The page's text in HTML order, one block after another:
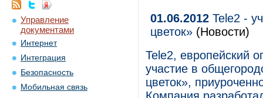
Управление
документами
Интернет
Интеграция
Безопасность
Мобильная связь
01.06.2012 Tele2 -
цветок» (Новости)
Tele2, европейский
участие в
цветок»,